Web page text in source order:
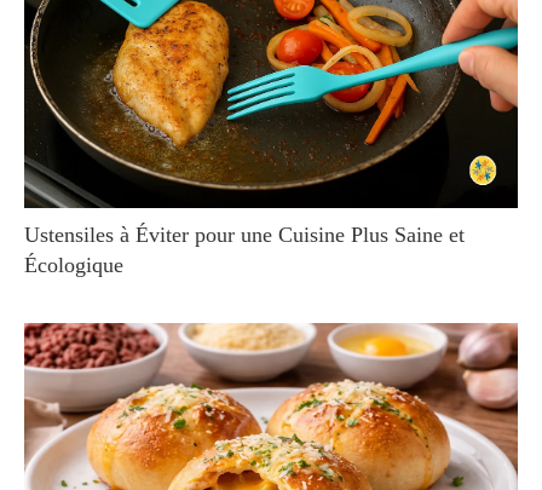
Ustensiles à Éviter pour une Cuisine Plus Saine et
Écologique